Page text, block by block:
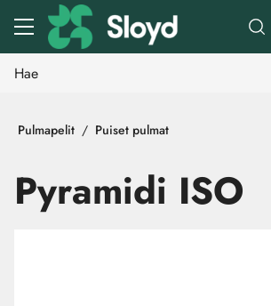
Siirry pääsisältöön
Pulmapelit Puiset pulmat
Pyramidi ISO